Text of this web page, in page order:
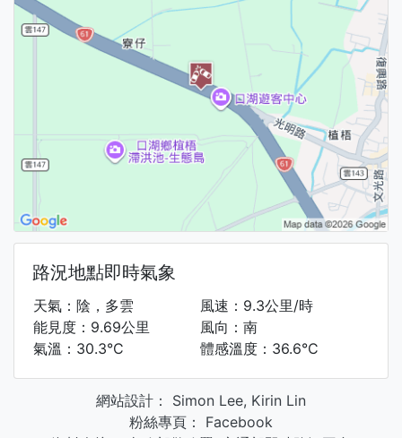
路況地點即時氣象
天氣：陰，多雲
能見度：9.69公里
氣溫：30.3°C
風速：9.3公里/時
風向：南
體感溫度：36.6°C
網站設計： Simon Lee, Kirin Lin
粉絲專頁：
Facebook